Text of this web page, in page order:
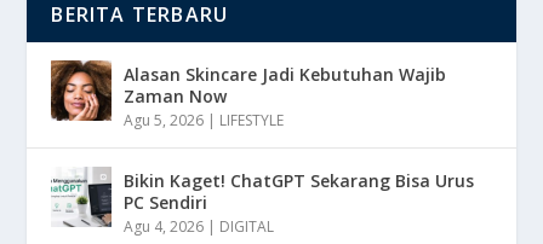
BERITA TERBARU
Alasan Skincare Jadi Kebutuhan Wajib
Zaman Now
Agu 5, 2026 | LIFESTYLE
Bikin Kaget! ChatGPT Sekarang Bisa Urus
PC Sendiri
Agu 4, 2026 | DIGITAL